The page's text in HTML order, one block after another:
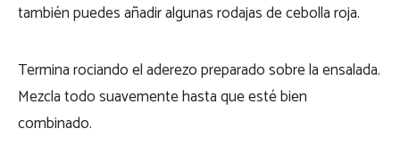
también puedes añadir algunas rodajas de cebolla roja.
Terminarociando el aderezo preparado sobre la ensalada.
Mezcla todo suavemente hasta que esté bien
combinado.